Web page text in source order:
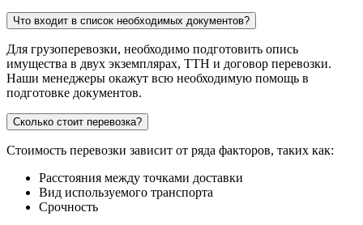
Что входит в список необходимых документов?
Для грузоперевозки, необходимо подготовить опись
имущества в двух экземплярах, ТТН и договор перевозки.
Наши менеджеры окажут всю необходимую помощь в
подготовке документов.
Сколько стоит перевозка?
Стоимость перевозки зависит от ряда факторов, таких как:
Расстояния между точками доставки
Вид используемого транспорта
Срочность